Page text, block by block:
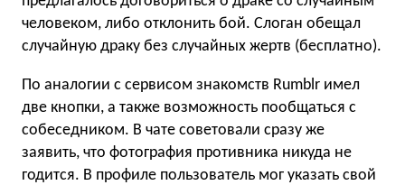
человеком, либо отклонить бой. Слоган обещал
случайную драку без случайных жертв (бесплатно).
По аналогии с сервисом знакомств Rumblr имел
две кнопки, а также возможность пообщаться с
собеседником. В чате советовали сразу же
заявить, что фотография противника никуда не
годится. В профиле пользователь мог указать свой